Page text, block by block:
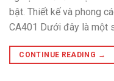
bật. Thiết kế và phong
CA401 Dưới đây là một
CONTINUE READING →